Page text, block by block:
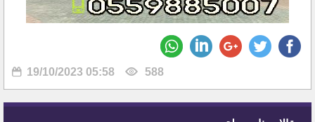
19/10/2023 05:58 588